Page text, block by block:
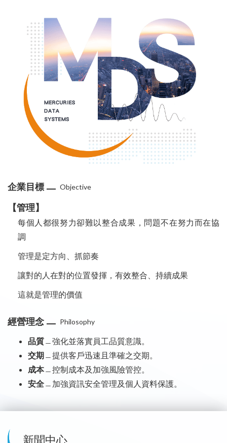
企業目標 Objective
【管理】
每個人都很努力卻難以整合成果，問題不在努力而在協
調
管理是定方向、抓節奏
讓對的人在對的位置發揮，有效整合、持續成果
這就是管理的價值
經營理念 Philosophy
品質﹘強化並落實員工品質意識。
交期﹘提供客戶迅速且準確之交期。
成本﹘控制成本及加強風險管控。
安全﹘加強資訊安全管理及個人資料保護。
新聞中心